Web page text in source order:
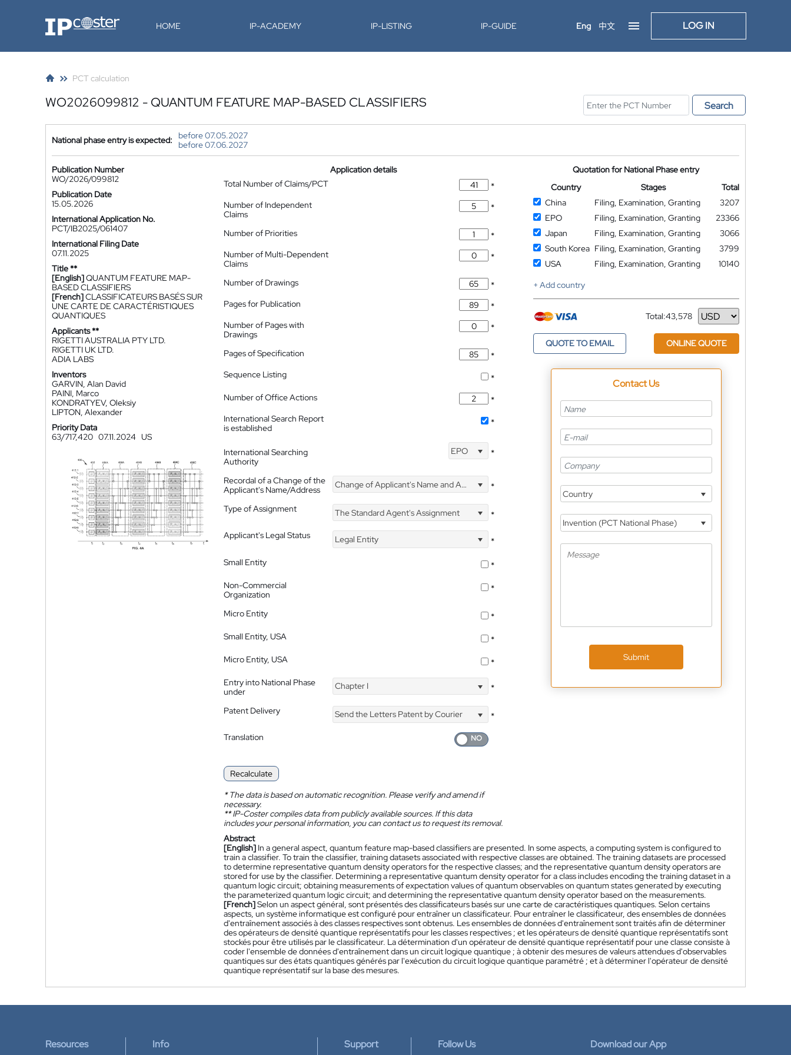
IP-Coster HOME IP-ACADEMY IP-LISTING IP-GUIDE Eng 中文 LOG IN
PCT calculation
WO2026099812 - QUANTUM FEATURE MAP-BASED CLASSIFIERS Search
National phase entry is expected:
before 07.05.2027
before 07.06.2027
Publication Number
WO/2026/099812
Publication Date
15.05.2026
International Application No.
PCT/IB2025/061407
International Filing Date
07.11.2025
Title **
[English]QUANTUM FEATURE MAP-
BASED CLASSIFIERS
[French]CLASSIFICATEURS BASÉS SUR
UNE CARTE DE CARACTÉRISTIQUES
QUANTIQUES
Applicants **
RIGETTI AUSTRALIA PTY LTD.
RIGETTI UK LTD.
ADIA LABS
Inventors
GARVIN, Alan David
PAINI, Marco
KONDRATYEV, Oleksiy
LIPTON, Alexander
Priority Data
63/717,420 07.11.2024 US
Application details
Total Number of Claims/PCT
*
Number of Independent
Claims
*
Number of Priorities
*
Number of Multi-Dependent
Claims
*
Number of Drawings
*
Pages for Publication
*
Number of Pages with
Drawings
*
Pages of Specification
*
Sequence Listing
*
Number of Office Actions
*
International Search Report
is established
*
International Searching
Authority
EPO *
Recordal of a Change of the
Applicant's Name/Address
Change of Applicant's Name and Address *
Type of Assignment The Standard Agent's Assignment
*
Applicant's Legal Status
Legal Entity
*
Small Entity
*
Non-Commercial
Organization
*
Micro Entity
*
Small Entity, USA
*
Micro Entity, USA
*
Entry into National Phase
under
Chapter I *
Patent Delivery Send the Letters Patent by Courier
*
Translation
Recalculate
*The data is based on automatic recognition. Please verify and amend if
necessary.
**IP-Coster compiles data from publicly available sources. If this data
includes your personal information, you can contact us to request its removal.
Quotation for National Phase entry
Country
Stages
Total
China
Filing, Examination, Granting
3207
EPO
Filing, Examination, Granting
23366
Japan
Filing, Examination, Granting
3066
South Korea Filing, Examination, Granting
3799
USA
Filing, Examination, Granting
10140
+ Add country
Total:43,578
Currency
QUOTE TO EMAIL ONLINE QUOTE
Contact Us
Country
Invention (PCT National Phase)
Submit
Abstract
[English] In a general aspect, quantum feature map-based classifiers are presented. In some aspects, a computing system is configured to
train a classifier. To train the classifier, training datasets associated with respective classes are obtained. The training datasets are processed
to determine representative quantum density operators for the respective classes; and the representative quantum density operators are
stored for use by the classifier. Determining a representative quantum density operator for a class includes encoding the training dataset in a
quantum logic circuit; obtaining measurements of expectation values of quantum observables on quantum states generated by executing
the parameterized quantum logic circuit; and determining the representative quantum density operator based on the measurements.
[French]Selon un aspect général, sont présentés des classificateurs basés sur une carte de caractéristiques quantiques. Selon certains
aspects, un système informatique est configuré pour entraîner un classificateur. Pour entraîner le classificateur, des ensembles de données
d'entraînement associés à des classes respectives sont obtenus. Les ensembles de données d'entraînement sont traités afin de déterminer
des opérateurs de densité quantique représentatifs pour les classes respectives ; et les opérateurs de densité quantique représentatifs sont
stockés pour être utilisés par le classificateur. La détermination d'un opérateur de densité quantique représentatif pour une classe consiste à
coder l'ensemble de données d'entraînement dans un circuit logique quantique ; à obtenir des mesures de valeurs attendues d'observables
quantiques sur des états quantiques générés par l'exécution du circuit logique quantique paramétré ; et à déterminer l'opérateur de densité
quantique représentatif sur la base des mesures.
Resources Info Support Follow Us Download our App